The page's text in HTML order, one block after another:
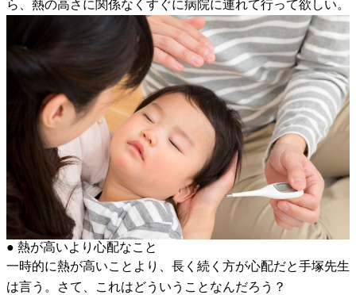
ら、熱の高さに関係なくすぐに病院に連れて行って欲しい。
● 熱が高いより心配なこと
一時的に熱が高いことより、長く続く方が心配だと手塚先生
は言う。さて、これはどういうことなんだろう？